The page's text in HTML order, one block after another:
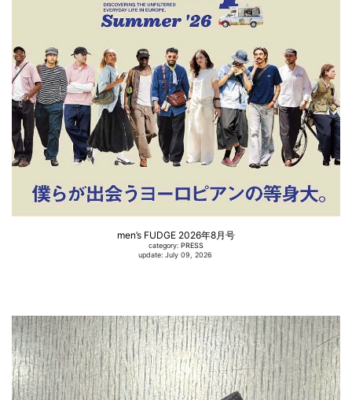
men’s FUDGE 2026年8月号
category: PRESS
update: July 09, 2026